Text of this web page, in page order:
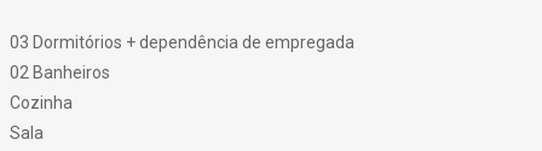
03 Dormitórios + dependência de empregada
02 Banheiros
Cozinha
Sala